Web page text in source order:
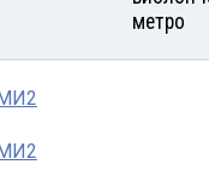
метро